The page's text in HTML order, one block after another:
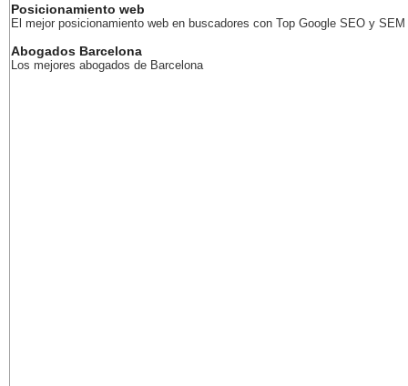
Posicionamiento web
El mejor posicionamiento web en buscadores con Top Google SEO y SEM
Abogados Barcelona
Los mejores abogados de Barcelona